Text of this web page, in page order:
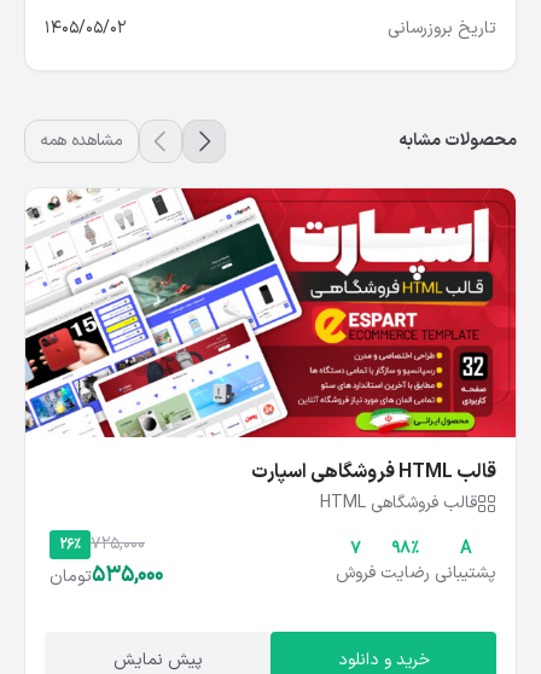
تاریخ بروزرسانی 1405/05/02
محصولات مشابه مشاهده همه
قالب HTML فروشگاهی اسپارت
قالب فروشگاهی HTML
A
پشتیبانی
۹۸%
رضایت
۷
فروش
26% 725,000
535,000تومان
خرید و دانلود پیش نمایش